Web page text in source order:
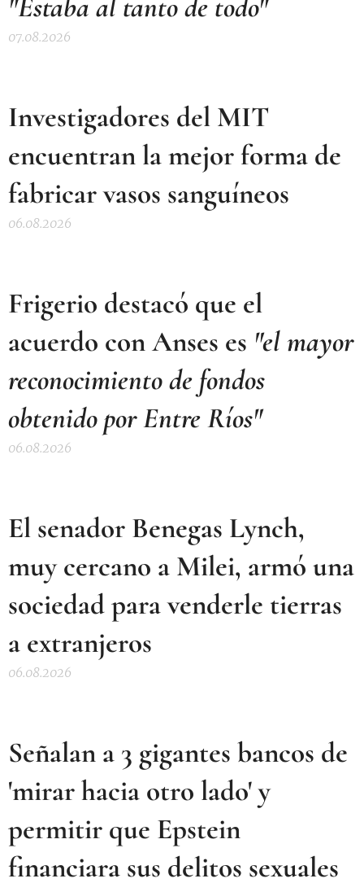
"Estaba al tanto de todo"
07.08.2026
Investigadores del MIT
encuentran la mejor forma de
fabricar vasos sanguíneos
06.08.2026
Frigerio destacó que el
acuerdo con Anses es "el mayor
reconocimiento de fondos
obtenido por Entre Ríos"
06.08.2026
El senador Benegas Lynch,
muy cercano a Milei, armó una
sociedad para venderle tierras
a extranjeros
06.08.2026
Señalan a 3 gigantes bancos de
'mirar hacia otro lado' y
permitir que Epstein
financiara sus delitos sexuales